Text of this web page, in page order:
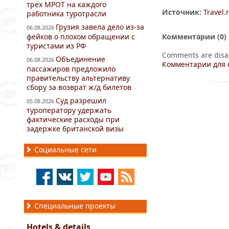
Источник:
Комментарии (0)
Comments are
Комментарии для
трёх МРОТ на каждого
работника туротрасли
06.08.2026 Грузия завела дело из-за
фейков о плохом обращении с
туристами из РФ
06.08.2026 Объединение
пассажиров предложило
правительству альтернативу
сбору за возврат ж/д билетов
05.08.2026 Суд разрешил
туроператору удержать
фактические расходы при
задержке британской визы
Социальные сети
Специальные проекты